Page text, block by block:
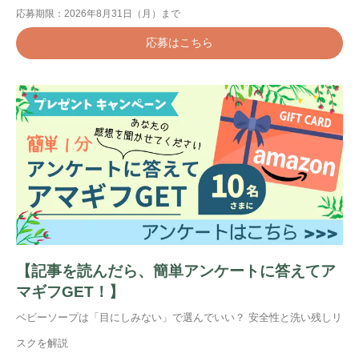
応募期限：2026年8月31日（月）まで
応募はこちら
【記事を読んだら、簡単アンケートに答えてア
マギフGET！】
ベビーソープは「目にしみない」で選んでいい？ 安全性と洗い残しリ
スクを解説